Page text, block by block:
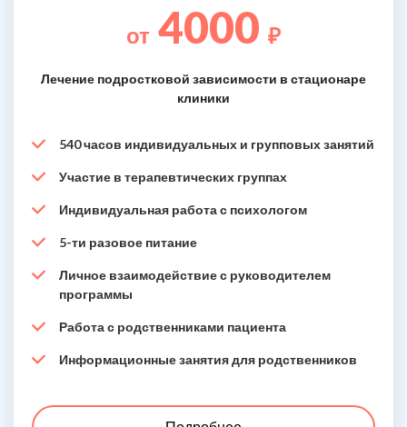
от 4000 ₽
Лечение подростковой зависимости в стационаре
клиники
540 часов индивидуальных и групповых занятий
Участие в терапевтических группах
Индивидуальная работа с психологом
5-ти разовое питание
Личное взаимодействие с руководителем
программы
Работа с родственниками пациента
Информационные занятия для родственников